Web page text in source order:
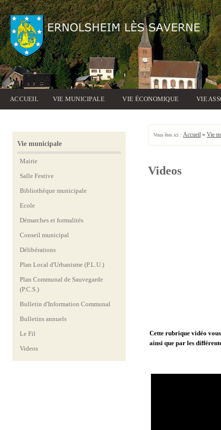
ACCUEIL VIE MUNICIPALE VIE ÉCONOMIQUE VIE
Vie municipale
Mairie
Salle Festive
Bibliothèque municipale
Ecole
Démarches et formalités
Conseil municipal
Délibérations
Plan Local d'Urbanisme (P.L.U.)
Plan Communal de Sauvegarde
(P.C.S.)
Bulletin d'Information Communal
Bulletins annuels
Le Fil
Videos
Vous êtes ici : Accueil » Vie
Videos
Cette rubrique vidéo
ainsi que par les